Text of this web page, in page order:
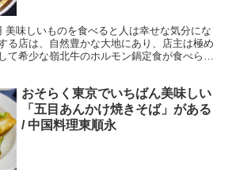
美味しいものを食べると人は幸せな気分にな
る店は、自然豊かな大地にあり、店主は極め
て希少な嶺北牛のホルモン鍋定食が食べられ
おそらく東京でいちばん美味しい
「五目あんかけ焼きそば」がある
/ 中国料理東順永